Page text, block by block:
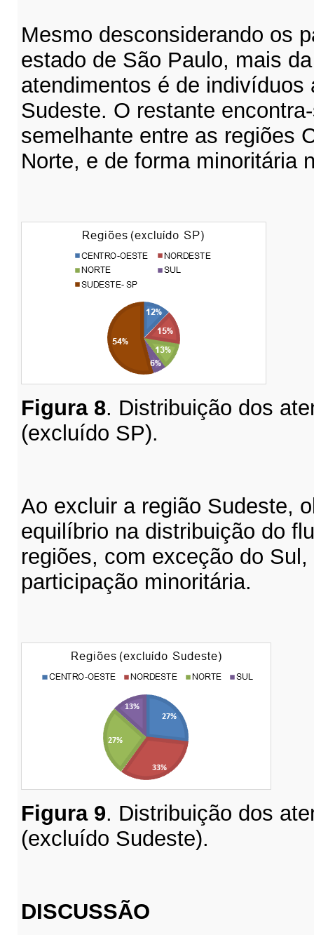
Mesmo desconsiderando os
estado de São Paulo, mais
atendimentos é de indivíduos
Sudeste. O restante
semelhante entre as regiões
Norte, e de forma minoritária
Figura 8. Distribuição dos
(excluído SP).
Ao excluir a região Sudeste,
equilíbrio na distribuição do
regiões, com exceção do
participação minoritária.
Figura 9. Distribuição dos
(excluído Sudeste).
DISCUSSÃO